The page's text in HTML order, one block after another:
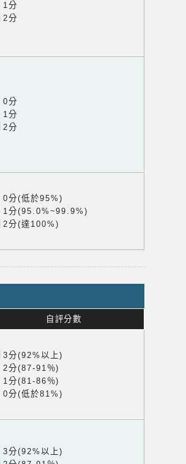
1分
2分
0分
1分
2分
0分(低於95%)
1分(95.0%~99.9%)
2分(達100%)
自評分數
3分(92%以上)
2分(87-91％)
1分(81-86％)
0分(低於81%)
3分(92%以上)